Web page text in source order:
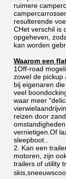
ruimere
resulterende
CHet verschil is
opgeheven,
kan worden
Waarom een
1Off-road
zowel de pickup
bij eigenaren
veel
waar meer
reizen door
vernietigen.Of
sleepboot..
2. Kan een
motoren, zijn
trailers of utility